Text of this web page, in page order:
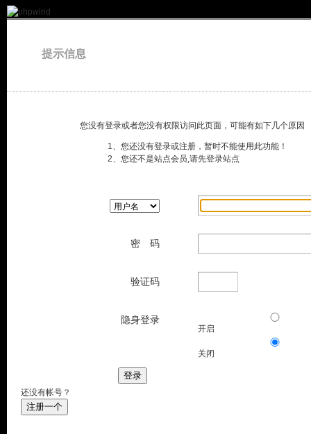
提示信息
您没有登录或者您没有权限访问此页面，可能有如下几个原因
1、您还没有登录或注册，暂时不能使用此功能！
2、您还不是站点会员,请先登录站点
密 码
验证码
隐身登录
开启
关闭
登录
还没有帐号？
注册一个